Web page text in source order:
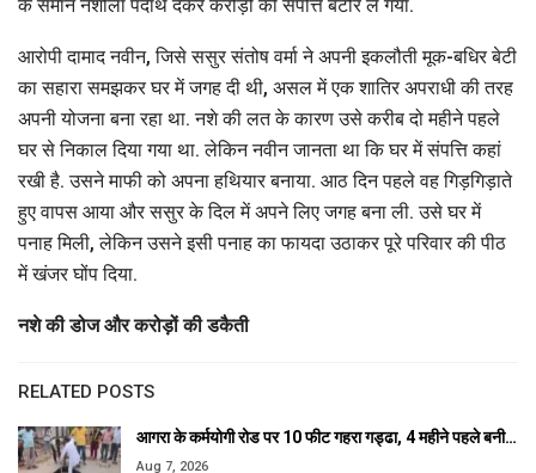
के समान नशीला पदार्थ देकर करोड़ों की संपत्ति बटोर ले गया.
आरोपी दामाद नवीन, जिसे ससुर संतोष वर्मा ने अपनी इकलौती मूक-बधिर बेटी
का सहारा समझकर घर में जगह दी थी, असल में एक शातिर अपराधी की तरह
अपनी योजना बना रहा था. नशे की लत के कारण उसे करीब दो महीने पहले
घर से निकाल दिया गया था. लेकिन नवीन जानता था कि घर में संपत्ति कहां
रखी है. उसने माफी को अपना हथियार बनाया. आठ दिन पहले वह गिड़गिड़ाते
हुए वापस आया और ससुर के दिल में अपने लिए जगह बना ली. उसे घर में
पनाह मिली, लेकिन उसने इसी पनाह का फायदा उठाकर पूरे परिवार की पीठ
में खंजर घोंप दिया.
नशे की डोज और करोड़ों की डकैती
RELATED POSTS
आगरा के कर्मयोगी रोड पर 10 फीट गहरा गड्ढा, 4 महीने पहले बनी…
Aug 7, 2026